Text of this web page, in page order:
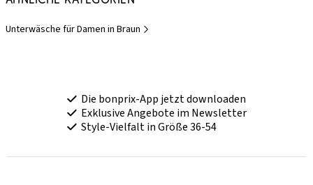
Unterwäsche für Damen in Braun
Die bonprix-App jetzt downloaden
Exklusive Angebote im Newsletter
Style-Vielfalt in Größe 36-54